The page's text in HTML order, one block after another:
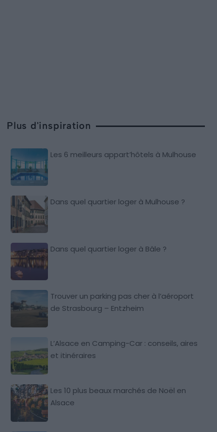
Plus d'inspiration
Les 6 meilleurs appart’hôtels à Mulhouse
Dans quel quartier loger à Mulhouse ?
Dans quel quartier loger à Bâle ?
Trouver un parking pas cher à l’aéroport
de Strasbourg – Entzheim
L’Alsace en Camping-Car : conseils, aires
et itinéraires
Les 10 plus beaux marchés de Noël en
Alsace